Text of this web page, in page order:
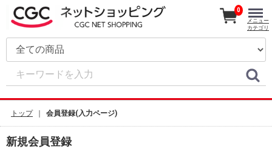
0
メニュー
カテゴリ
トップ 会員登録(入力ページ)
新規会員登録